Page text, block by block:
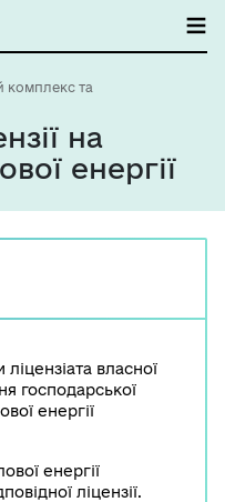
комплекс та
на
енергії
власної
господарської
енергії
енергії
ліцензії.